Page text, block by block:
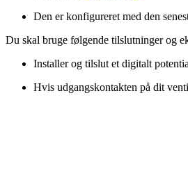
Den er konfigureret med den
Du skal bruge følgende tilslutninger og
Installer og tilslut et digitalt
Hvis udgangskontakten på dit